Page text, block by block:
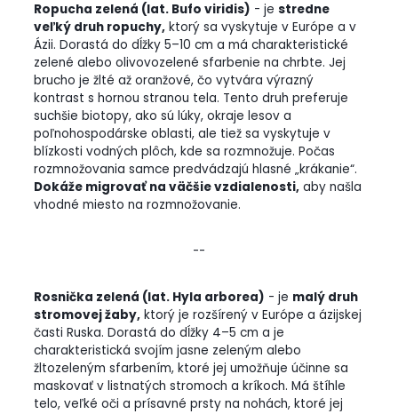
Ropucha zelená (lat. Bufo viridis) - jestredne
veľký druh ropuchy, ktorý sa vyskytuje v Európe a v
Ázii. Dorastá do dĺžky 5–10 cm a má charakteristické
zelené alebo olivovozelené sfarbenie na chrbte. Jej
brucho je žlté až oranžové, čo vytvára výrazný
kontrast s hornou stranou tela. Tento druh preferuje
suchšie biotopy, ako sú lúky, okraje lesov a
poľnohospodárske oblasti, ale tiež sa vyskytuje v
blízkosti vodných plôch, kde sa rozmnožuje. Počas
rozmnožovania samce predvádzajú hlasné „krákanie“.
Dokáže migrovať na väčšie vzdialenosti, aby našla
vhodné miesto na rozmnožovanie.
--
Rosnička zelená (lat. Hyla arborea) - je malý druh
stromovej žaby, ktorý je rozšírený v Európe a ázijskej
časti Ruska. Dorastá do dĺžky 4–5 cm a je
charakteristická svojím jasne zeleným alebo
žltozeleným sfarbením, ktoré jej umožňuje účinne sa
maskovať v listnatých stromoch a kríkoch. Má štíhle
telo, veľké oči a prísavné prsty na nohách, ktoré jej